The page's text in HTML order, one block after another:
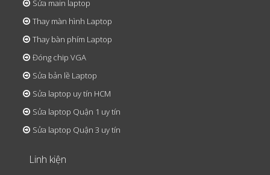
Sửa main laptop
Thay màn hình Laptop
Thay bàn phím Laptop
Đóng chip VGA
Sửa bản lề Laptop
Sửa laptop uy tín HCM
Sửa laptop Quận 1 uy tín
Sửa laptop Quận 3 uy tín
Linh kiện